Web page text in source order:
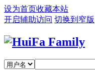
设为首页收藏本站
开启辅助访问 切换到窄版